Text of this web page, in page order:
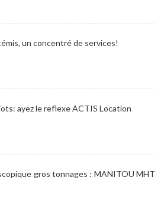
un concentré de services!
ayez le reflexe ACTIS Location
gros tonnages : MANITOU MHT